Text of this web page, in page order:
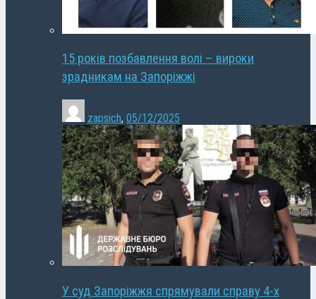
15 років позбавлення волі – вироки
зрадникам на Запоріжжі
zapsich, 05/12/2025
У суд Запоріжжя спрямували справу 4-х